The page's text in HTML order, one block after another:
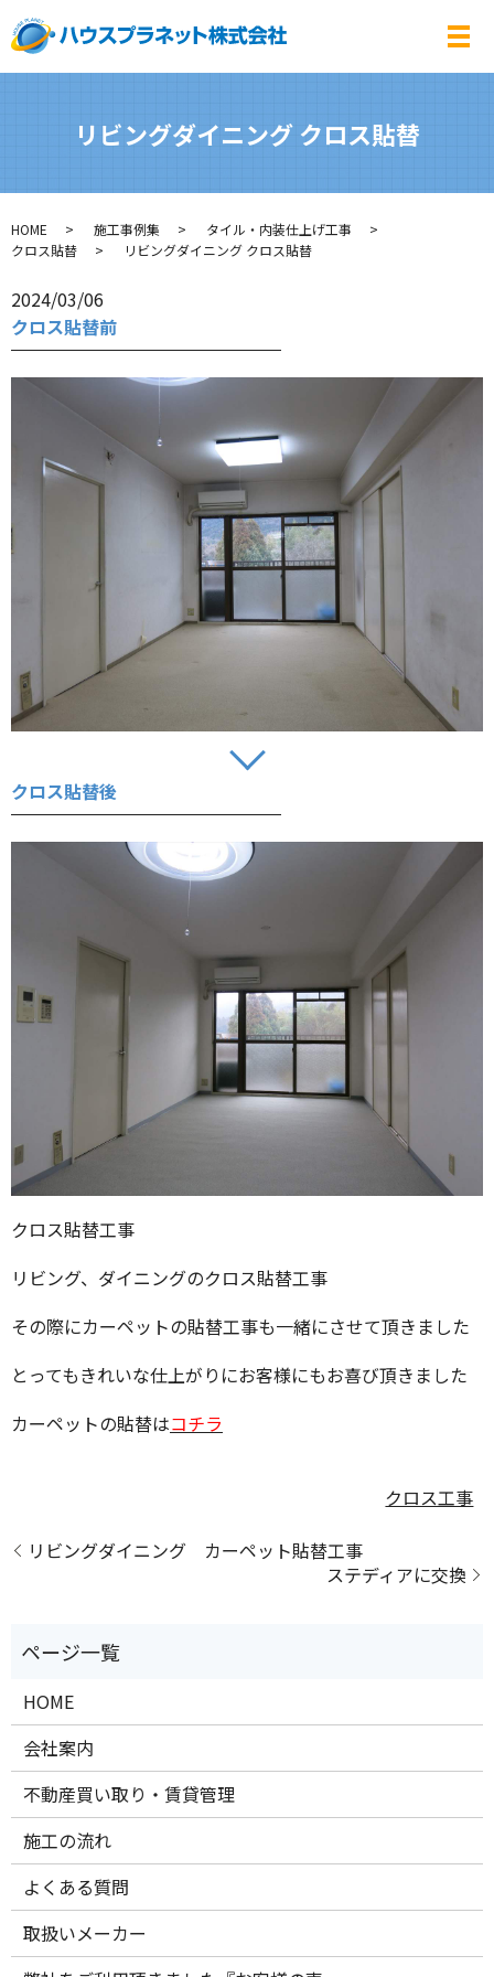
メ
リビングダイニング クロス貼替
HOME 施工事例集
タイル・内装仕上げ工事
クロス貼替
リビングダイニング クロス貼替
2024/03/06
クロス貼替前
クロス貼替後
クロス貼替工事
リビング、ダイニングのクロス貼替工事
その際にカーペットの貼替工事も一緒にさせて頂きました
とってもきれいな仕上がりにお客様にもお喜び頂きました
カーペットの貼替はコチラ
クロス工事
リビングダイニング カーペット貼替工事
ステディアに交換
HOME
会社案内
不動産買い取り・賃貸管理
施工の流れ
よくある質問
取扱いメーカー